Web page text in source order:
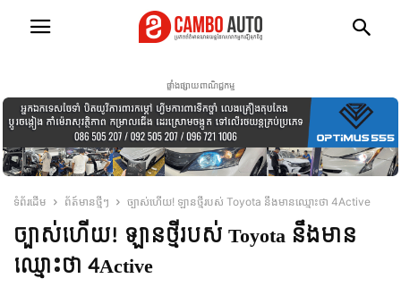
ផ្ទាំងផ្សាយពាណិជ្ជកម្ម
ទំព័រដើម ព័ត៍មានថ្មីៗ ច្បាស់ហើយ! ឡានថ្មីរបស់ Toyota នឹងមានឈ្មោះថា 4Active
ច្បាស់ហើយ! ឡានថ្មីរបស់ Toyota នឹងមាន
ឈ្មោះថា 4Active